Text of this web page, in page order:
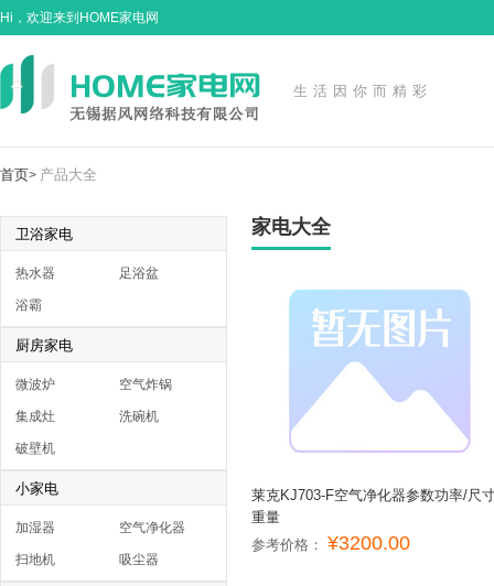
Hi，欢迎来到HOME家电网
生活因你而精彩
首页> 产品大全
卫浴家电
热水器 足浴盆
浴霸
厨房家电
微波炉 空气炸锅
集成灶 洗碗机
破壁机
小家电
加湿器 空气净化器
扫地机 吸尘器
家电大全
莱克KJ703-F空气净化器参数功率/尺
重量
参考价格： ¥3200.00